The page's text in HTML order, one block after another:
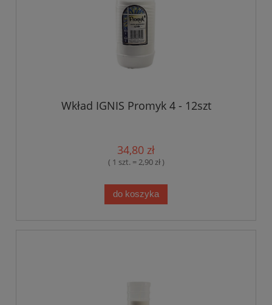
Wkład IGNIS Promyk 4 - 12szt
34,80 zł
( 1 szt. = 2,90 zł )
do koszyka